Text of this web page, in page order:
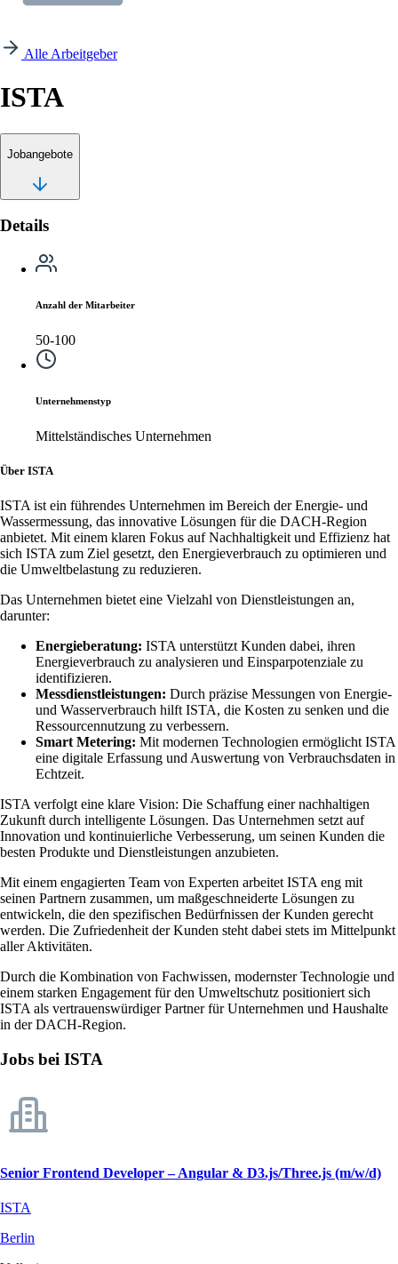
Alle Arbeitgeber
ISTA
Jobangebote
Details
Anzahl der Mitarbeiter
50-100
Unternehmenstyp
Mittelständisches Unternehmen
Über ISTA
ISTA ist ein führendes Unternehmen im Bereich der Energie- und
Wassermessung, das innovative Lösungen für die DACH-Region
anbietet. Mit einem klaren Fokus auf Nachhaltigkeit und Effizienz hat
sich ISTA zum Ziel gesetzt, den Energieverbrauch zu optimieren und
die Umweltbelastung zu reduzieren.
Das Unternehmen bietet eine Vielzahl von Dienstleistungen an,
darunter:
Energieberatung: ISTA unterstützt Kunden dabei, ihren
Energieverbrauch zu analysieren und Einsparpotenziale zu
identifizieren.
Messdienstleistungen: Durch präzise Messungen von Energie-
und Wasserverbrauch hilft ISTA, die Kosten zu senken und die
Ressourcennutzung zu verbessern.
Smart Metering: Mit modernen Technologien ermöglicht ISTA
eine digitale Erfassung und Auswertung von Verbrauchsdaten in
Echtzeit.
ISTA verfolgt eine klare Vision: Die Schaffung einer nachhaltigen
Zukunft durch intelligente Lösungen. Das Unternehmen setzt auf
Innovation und kontinuierliche Verbesserung, um seinen Kunden die
besten Produkte und Dienstleistungen anzubieten.
Mit einem engagierten Team von Experten arbeitet ISTA eng mit
seinen Partnern zusammen, um maßgeschneiderte Lösungen zu
entwickeln, die den spezifischen Bedürfnissen der Kunden gerecht
werden. Die Zufriedenheit der Kunden steht dabei stets im Mittelpunkt
aller Aktivitäten.
Durch die Kombination von Fachwissen, modernster Technologie und
einem starken Engagement für den Umweltschutz positioniert sich
ISTA als vertrauenswürdiger Partner für Unternehmen und Haushalte
in der DACH-Region.
Jobs bei ISTA
Senior Frontend Developer – Angular & D3.js/Three.js (m/w/d)
ISTA
Berlin